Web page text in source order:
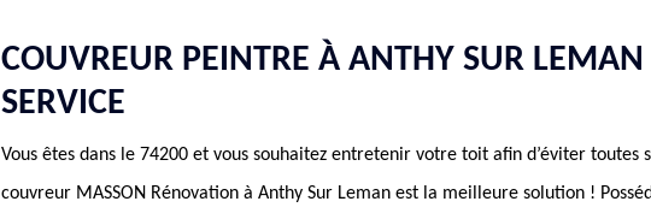
COUVREUR PEINTRE À ANTHY SUR
SERVICE
Vous êtes dans le 74200 et vous souhaitez entretenir votre toit afin d’éviter toutes
couvreur MASSON Rénovation à Anthy Sur Leman est la meilleure solution !